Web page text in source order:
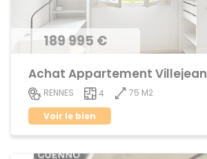
189 995 €
Achat Appartement Villejean
RENNES 4
75 M2
Voir le bien